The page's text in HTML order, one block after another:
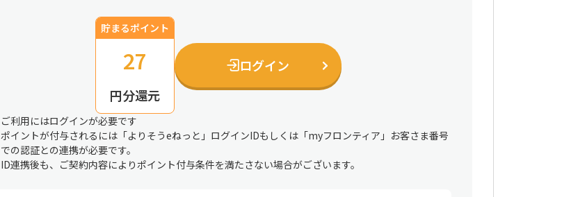
貯まるポイント
27
円分還元
ログイン
ご利用にはログインが必要です
ポイントが付与されるには「よりそうeねっと」ログインIDもしくは「myフロンティア」お客さま番号
での認証との連携が必要です。
ID連携後も、ご契約内容によりポイント付与条件を満たさない場合がございます。